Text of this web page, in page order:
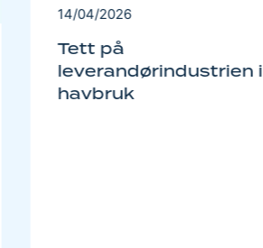
14/04/2026
Tett på
leverandørindustrien i
havbruk